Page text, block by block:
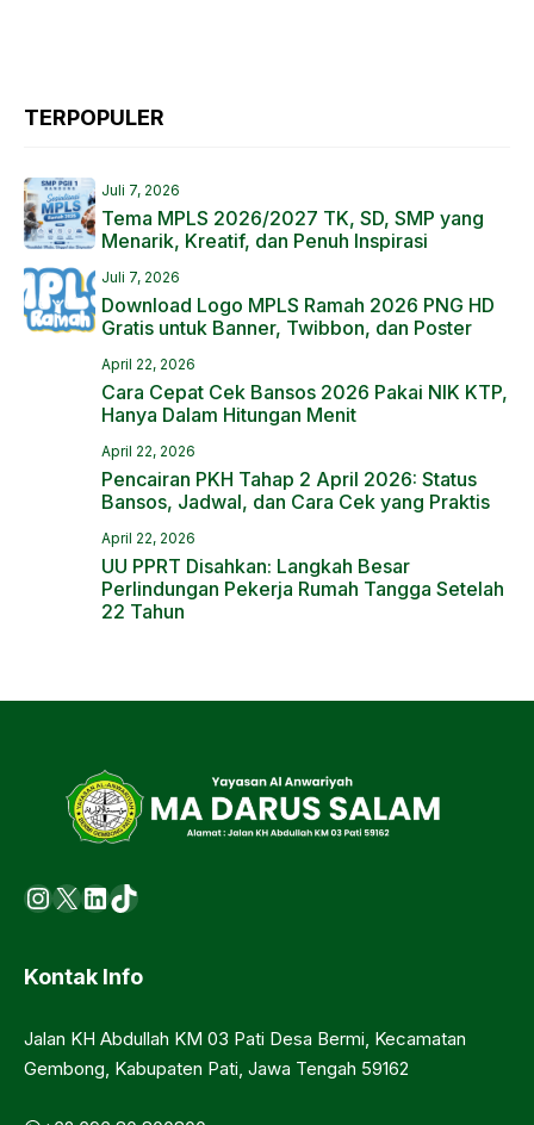
TERPOPULER
Juli 7, 2026
Tema MPLS 2026/2027 TK, SD, SMP yang
Menarik, Kreatif, dan Penuh Inspirasi
Juli 7, 2026
Download Logo MPLS Ramah 2026 PNG HD
Gratis untuk Banner, Twibbon, dan Poster
April 22, 2026
Cara Cepat Cek Bansos 2026 Pakai NIK KTP,
Hanya Dalam Hitungan Menit
April 22, 2026
Pencairan PKH Tahap 2 April 2026: Status
Bansos, Jadwal, dan Cara Cek yang Praktis
April 22, 2026
UU PPRT Disahkan: Langkah Besar
Perlindungan Pekerja Rumah Tangga Setelah
22 Tahun
Instagram
X LinkedIn
https://www.tiktok.com/
Kontak Info
Jalan KH Abdullah KM 03 Pati Desa Bermi, Kecamatan
Gembong, Kabupaten Pati, Jawa Tengah 59162